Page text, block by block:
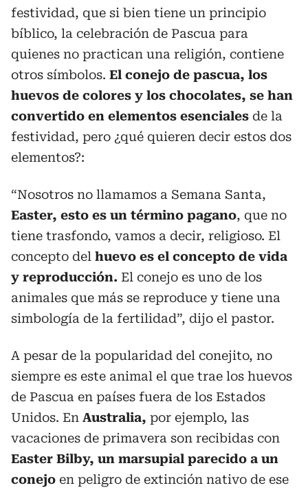
festividad, que si bien tiene un principio
bíblico, la celebración de Pascua para
quienes no practican una religión, contiene
otros símbolos. El conejo de pascua, los
huevos de colores y los chocolates, se han
convertido en elementos esenciales de la
festividad, pero ¿qué quieren decir estos dos
elementos?:
“Nosotros no llamamos a Semana Santa,
Easter, esto es un término pagano, que no
tiene trasfondo, vamos a decir, religioso. El
concepto del huevo es el concepto de vida
y reproducción. El conejo es uno de los
animales que más se reproduce y tiene una
simbología de la fertilidad”, dijo el pastor.
A pesar de la popularidad del conejito, no
siempre es este animal el que trae los huevos
de Pascua en países fuera de los Estados
Unidos. En Australia, por ejemplo, las
vacaciones de primavera son recibidas con
Easter Bilby, un marsupial parecido a un
conejo en peligro de extinción nativo de ese